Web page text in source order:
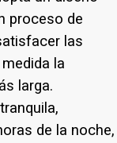
proceso de
las
la
larga.
de la noche,